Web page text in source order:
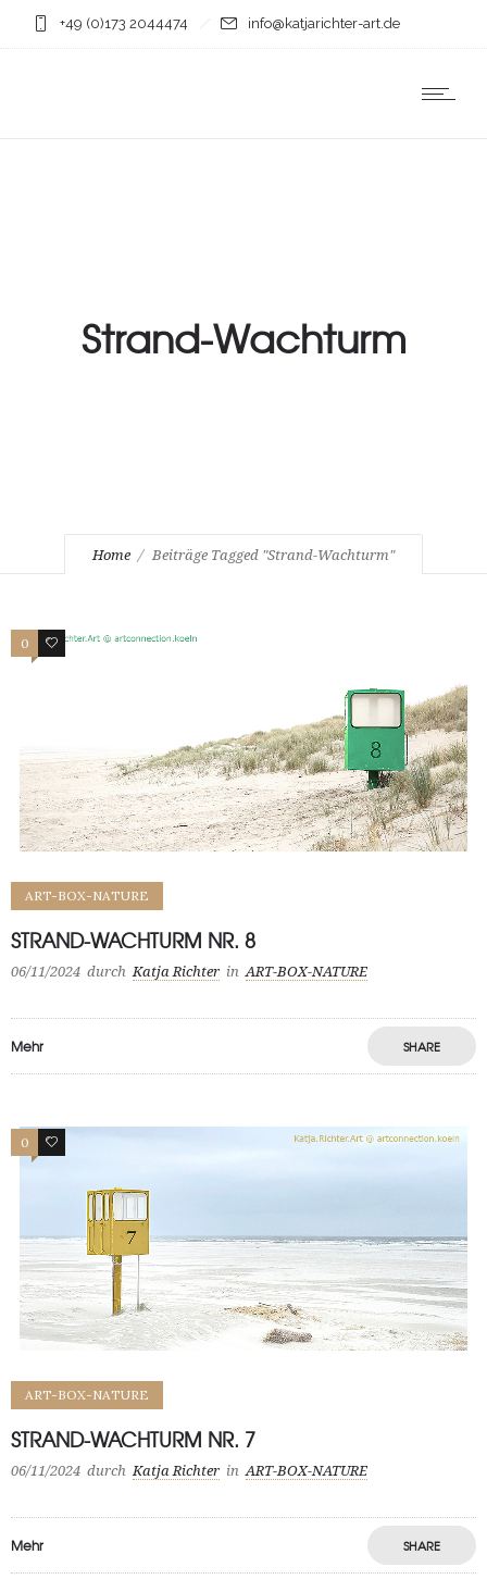
+49 (0)173 2044474 info@katjarichter-art.de
Strand-Wachturm
Home Beiträge Tagged "Strand-Wachturm"
0 1
ART-BOX-NATURE
STRAND-WACHTURM NR. 8
06/11/2024 durch Katja Richter in ART-BOX-NATURE
Mehr SHARE
0 1
ART-BOX-NATURE
STRAND-WACHTURM NR. 7
06/11/2024 durch Katja Richter in ART-BOX-NATURE
Mehr SHARE